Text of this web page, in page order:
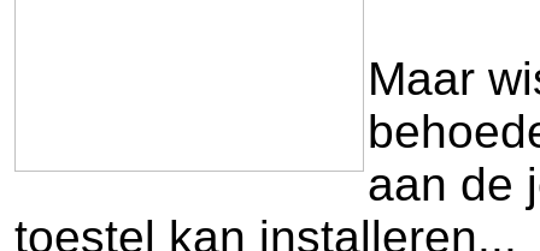
Maar
aan de
toestel kan installeren...